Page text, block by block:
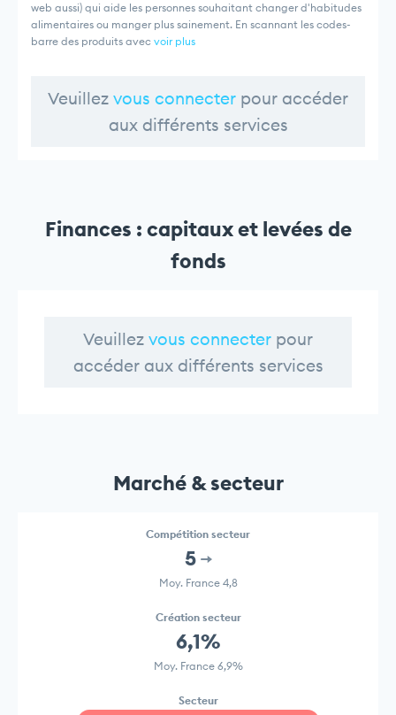
web aussi) qui aide les personnes souhaitant changer d'habitudes
alimentaires ou manger plus sainement. En scannant les codes-
barre des produits avec voir plus
Veuillez vous connecter pour accéder
aux différents services
Finances : capitaux et levées de
fonds
Veuillez vous connecter pour
accéder aux différents services
Marché & secteur
Compétition secteur
5
Moy. France 4,8
Création secteur
6,1%
Moy. France 6,9%
Secteur